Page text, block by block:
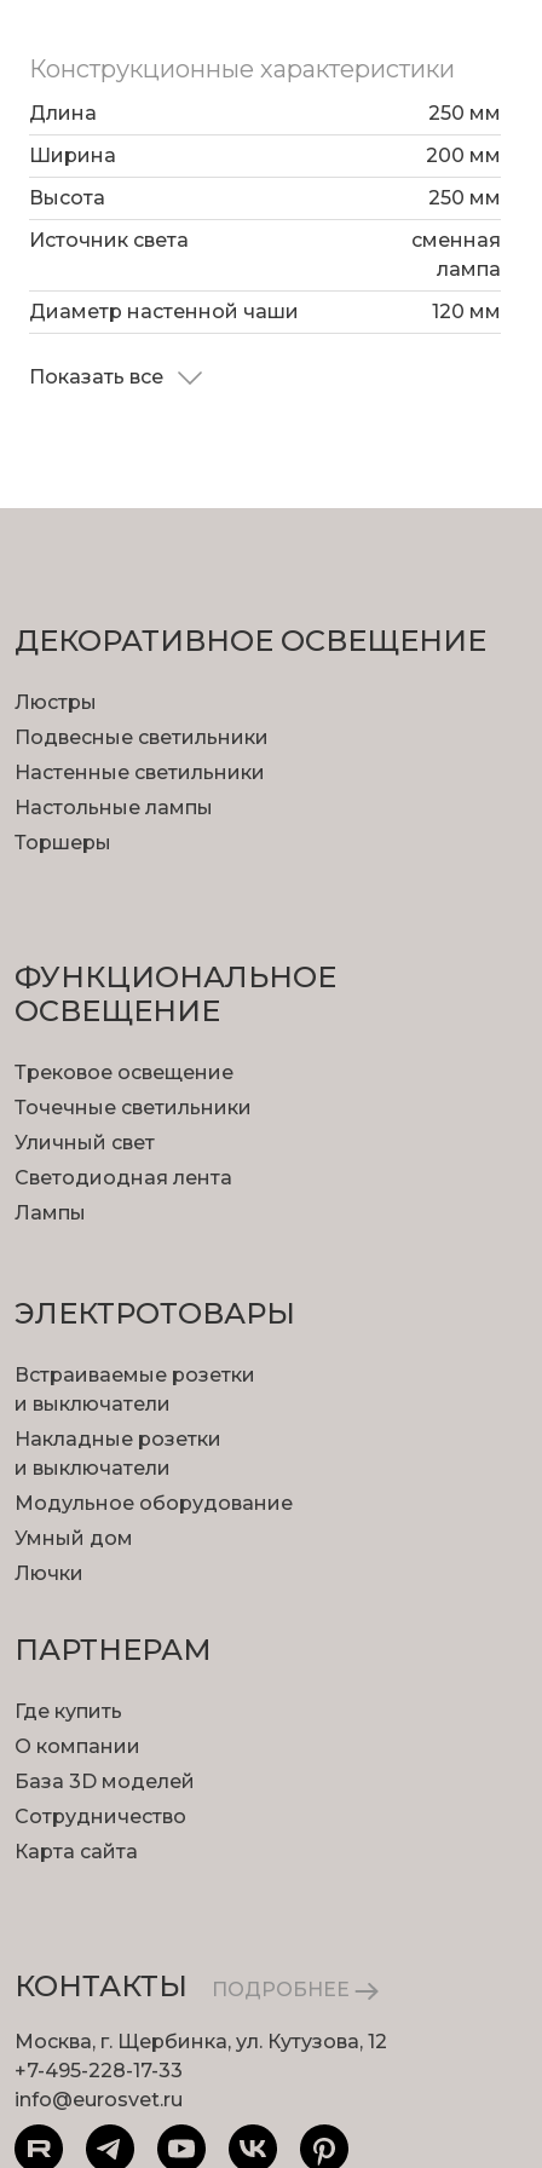
Конструкционные характеристики
Длина
250 мм
Ширина
200 мм
Высота
250 мм
Источник света
сменная
лампа
Диаметр настенной чаши
120 мм
Показать все
ДЕКОРАТИВНОЕ ОСВЕЩЕНИЕ
Люстры
Подвесные светильники
Настенные светильники
Настольные лампы
Торшеры
ФУНКЦИОНА­ЛЬНОЕ
ОСВЕЩЕНИЕ
Трековое освещение
Точечные светильники
Уличный свет
Светодиодная лента
Лампы
ЭЛЕКТРОТОВАРЫ
Встраиваемые розетки
и выключатели
Накладные розетки
и выключатели
Модульное оборудование
Умный дом
Лючки
ПАРТНЕРАМ
Где купить
О компании
База 3D моделей
Сотрудничество
Карта сайта
КОНТАКТЫ ПОДРОБНЕЕ
Москва, г. Щербинка, ул. Кутузова, 12
+7-495-228-17-33
info@eurosvet.ru